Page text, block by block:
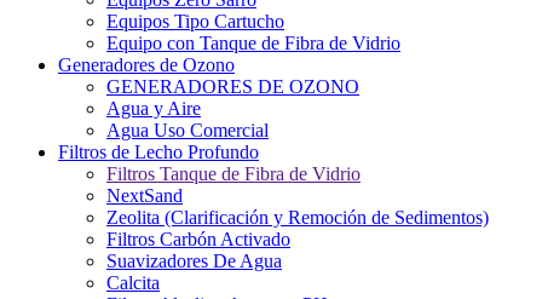
Equipos Tipo Cartucho
Equipo con Tanque de Fibra de Vidrio
Generadores de Ozono
GENERADORES DE OZONO
Agua y Aire
Agua Uso Comercial
Filtros de Lecho Profundo
Filtros Tanque de Fibra de Vidrio
NextSand
Zeolita (Clarificación y Remoción de Sedimentos)
Filtros Carbón Activado
Suavizadores De Agua
Calcita